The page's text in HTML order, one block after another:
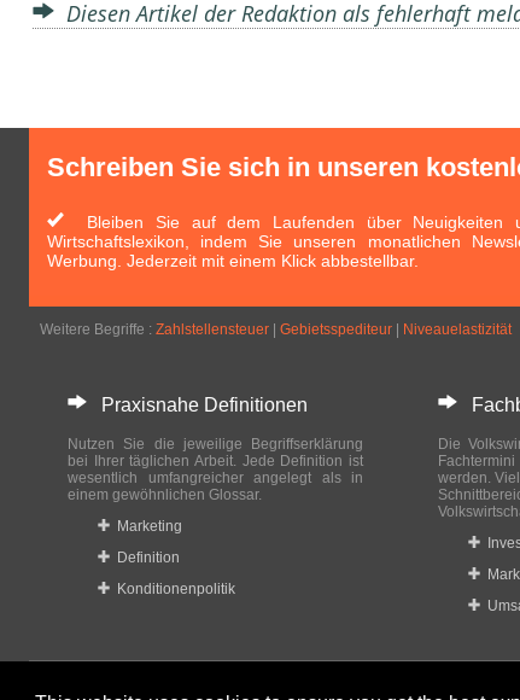
Diesen Artikel der Redaktion als fehlerhaft
Schreiben Sie sich in unseren
Bleiben Sie auf dem Laufenden über Neuigkeiten
Wirtschaftslexikon, indem Sie unseren monatlichen
Werbung. Jederzeit mit einem Klick abbestellbar.
Weitere Begriffe : Zahlstellensteuer Gebietsspediteur Niveauelastizität
Praxisnahe Definitionen
Nutzen Sie die jeweilige Begriffserklärung
bei Ihrer täglichen Arbeit. Jede Definition ist
wesentlich umfangreicher angelegt als in
einem gewöhnlichen Glossar.
Marketing
Definition
Konditionenpolitik
Die
werden.